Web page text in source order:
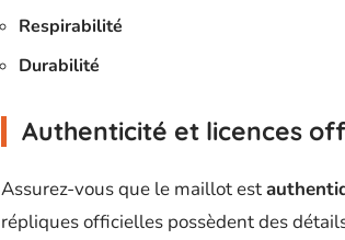
Respirabilité
Durabilité
Authenticité et licences
Assurez-vous que le maillot est
répliques officielles possèdent des